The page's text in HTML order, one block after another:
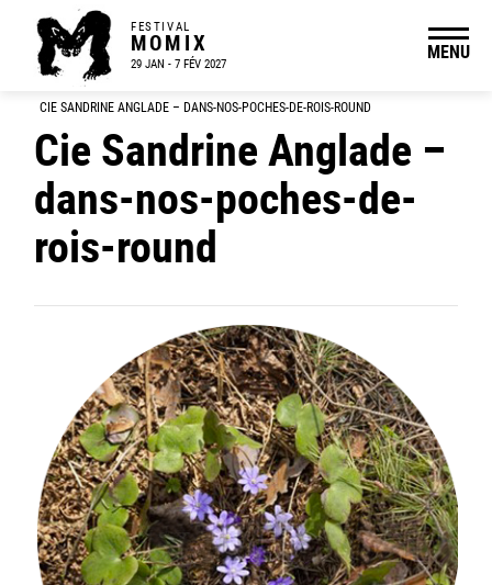
FESTIVAL
MOMIX
29 JAN - 7 FÉV 2027
MENU
CIE SANDRINE ANGLADE – DANS-NOS-POCHES-DE-ROIS-ROUND
Cie Sandrine Anglade –
dans-nos-poches-de-
rois-round